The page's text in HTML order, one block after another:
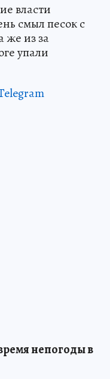
власти
смыл песок с
же из за
упали
непогоды в